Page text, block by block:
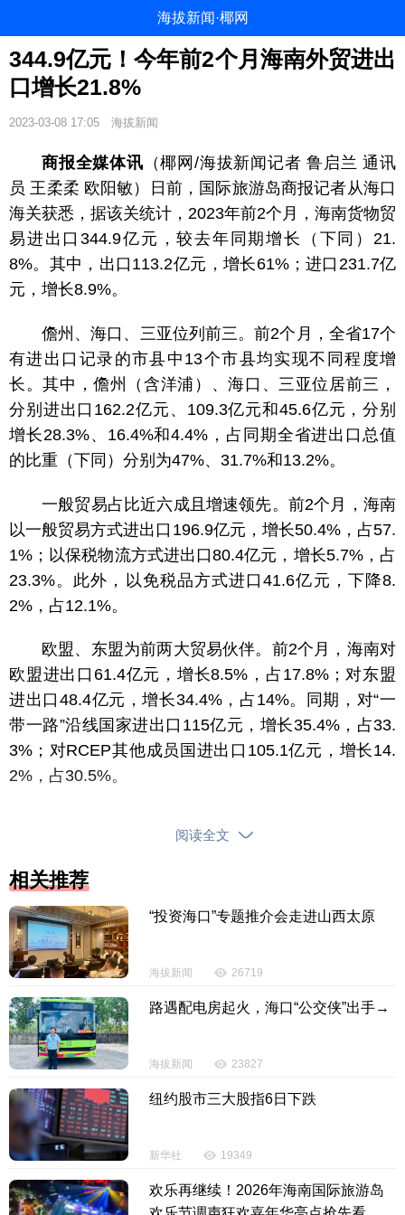
海拔新闻·椰网
344.9亿元！今年前2个月海南外贸进出
口增长21.8%
2023-03-08 17:05 海拔新闻
商报全媒体讯 （椰网/海拔新闻记者 鲁启兰 通讯
员 王柔柔 欧阳敏）日前，国际旅游岛商报记者从海口
海关获悉，据该关统计，2023年前2个月，海南货物贸
易进出口344.9亿元，较去年同期增长（下同）21.
8%。其中，出口113.2亿元，增长61%；进口231.7亿
元，增长8.9%。
儋州、海口、三亚位列前三。前2个月，全省17个
有进出口 记录的市县中13个市县均实现不同程度增
长。其中，儋州（含洋浦）、海口、三亚位居前三，
分别进出口162.2亿元、109.3亿元和45.6亿元，分别
增长28.3%、16.4%和4.4%，占同期全省进出口总值
的比重（下同）分别为47%、31.7%和13.2%。
一般贸易占比近六成且增速领先。前2个月，海南
以一般贸易方式进出口196.9亿元，增长50.4%，占57.
1%；以保税物流方式进出口80.4亿元，增长5.7%，占
23.3%。此外，以免税品方式进口41.6亿元，下降8.
2%，占12.1%。
欧盟、东盟为前两大贸易伙伴。前2个月，海南对
欧盟进出口61.4亿元，增长8.5%，占17.8%；对东盟
进出口48.4亿元，增长34.4%，占14%。同期，对“一
带一路”沿线国家进出口115亿元，增长35.4%，占33.
3%；对RCEP其他成员国进出口105.1亿元，增长14.
2%，占30.5%。
南民营企业进出口193.3亿元，增长66.9%，占56%，
继续保持第一大外贸主体地位；外商投资企业进出口7
6亿元，增长27.9%，占22%；国有企业进出口75.7亿
元，下降29.9%，占21.9%。
消费品为海南第一大类进口商品。前2个月，海南
值的（下同）34.7%，为全省第一大类进口商品。同
期，进口金属矿及矿砂48.5亿元，增长43.4%，占20.
9%；进口煤炭25.3亿元，增长41.1%，占10.9%；进
口基本有机化学品22.5亿元，增长8.4%，占9.7%；进
口木片7.8 亿元，增长21.1%，占3.3%。
机电产品、成品油为主要出口产品。前2个月，海
南出口机电产品31.6亿元，增长90.9%，占同期全省出
阅读全文
相关推荐
“投资海口”专题推介会走进山西太原
海拔新闻 26719
路遇配电房起火，海口“公交侠”出手→
海拔新闻 23827
纽约股市三大股指6日下跌
新华社 19349
欢乐再继续！2026年海南国际旅游岛